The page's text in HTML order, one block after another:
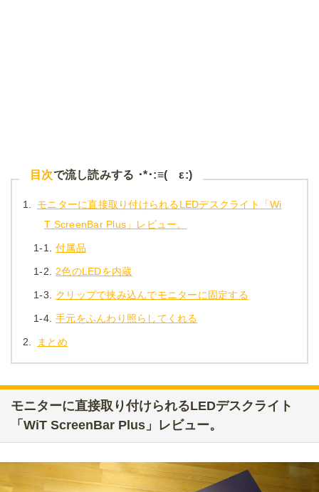
目次で流し読みする ･*･:≡( ε:)
1.
モニターに直接取り付けられるLEDデスクライト「Wi
T ScreenBar Plus」レビュー。
1-1. 付属品
1-2. 2色のLEDを内蔵
1-3. クリップで挟み込んでモニターに固定する
1-4. 手元をふんわり照らしてくれる
2. まとめ
モニターに直接取り付けられるLEDデスクライト
「WiT ScreenBar Plus」レビュー。